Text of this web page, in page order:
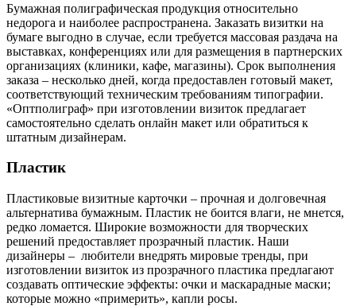
Бумажная полиграфическая продукция относительно
недорога и наиболее распространена. Заказать визитки на
бумаге выгодно в случае, если требуется массовая раздача на
выставках, конференциях или для размещения в партнерских
организациях (клиники, кафе, магазины). Срок выполнения
заказа – несколько дней, когда предоставлен готовый макет,
соответствующий техническим требованиям типографии.
«Оптполиграф» при изготовлении визиток предлагает
самостоятельно сделать онлайн макет или обратиться к
штатным дизайнерам.
Пластик
Пластиковые визитные карточки – прочная и долговечная
альтернатива бумажным. Пластик не боится влаги, не мнется,
редко ломается. Широкие возможности для творческих
решений предоставляет прозрачный пластик. Наши
дизайнеры – любители внедрять мировые тренды, при
изготовлении визиток из прозрачного пластика предлагают
создавать оптические эффекты: очки и маскарадные маски;
которые можно «примерить», капли росы.